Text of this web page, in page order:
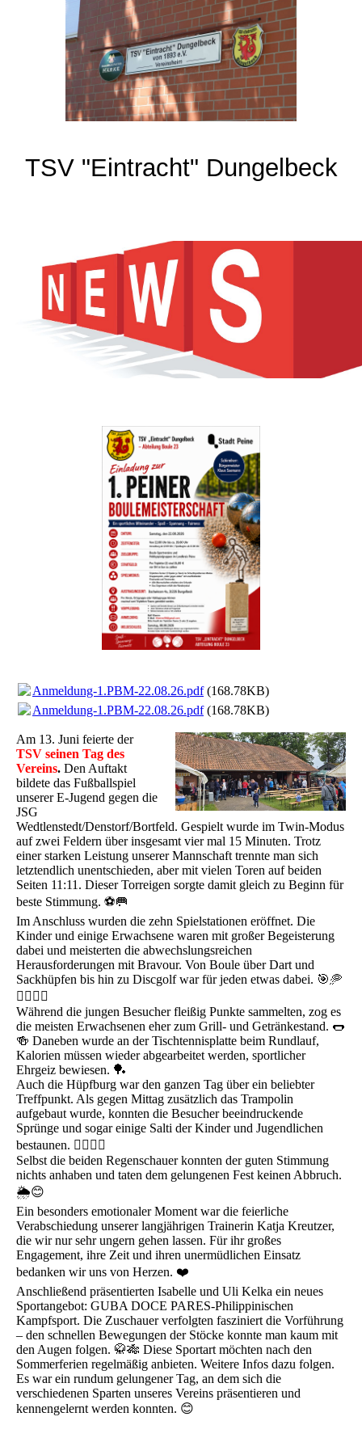
TSV "Eintracht" Dungelbeck
Anmeldung-1.PBM-22.08.26.pdf(168.78KB)
Anmeldung-1.PBM-22.08.26.pdf(168.78KB)
Am 13. Juni feierte der
TSV seinen Tag des
Vereins. Den Auftakt
bildete das Fußballspiel
unserer E-Jugend gegen die
JSG
Wedtlenstedt/Denstorf/Bortfeld. Gespielt wurde im Twin-Modus
auf zwei Feldern über insgesamt vier mal 15 Minuten. Trotz
einer starken Leistung unserer Mannschaft trennte man sich
letztendlich unentschieden, aber mit vielen Toren auf beiden
Seiten 11:11. Dieser Torreigen sorgte damit gleich zu Beginn für
beste Stimmung. ⚽🥅
Im Anschluss wurden die zehn Spielstationen eröffnet. Die
Kinder und einige Erwachsene waren mit großer Begeisterung
dabei und meisterten die abwechslungsreichen
Herausforderungen mit Bravour. Von Boule über Dart und
Sackhüpfen bis hin zu Discgolf war für jeden etwas dabei. 🎯🥏
🏃‍♀️🏃‍♂️
Während die jungen Besucher fleißig Punkte sammelten, zog es
die meisten Erwachsenen eher zum Grill- und Getränkestand. 🌭
🍻 Daneben wurde an der Tischtennisplatte beim Rundlauf,
Kalorien müssen wieder abgearbeitet werden, sportlicher
Ehrgeiz bewiesen. 🏓
Auch die Hüpfburg war den ganzen Tag über ein beliebter
Treffpunkt. Als gegen Mittag zusätzlich das Trampolin
aufgebaut wurde, konnten die Besucher beeindruckende
Sprünge und sogar einige Salti der Kinder und Jugendlichen
bestaunen. 🤸‍♀️🤸‍♂️
Selbst die beiden Regenschauer konnten der guten Stimmung
nichts anhaben und taten dem gelungenen Fest keinen Abbruch.
🌦️😊
Ein besonders emotionaler Moment war die feierliche
Verabschiedung unserer langjährigen Trainerin Katja Kreutzer,
die wir nur sehr ungern gehen lassen. Für ihr großes
Engagement, ihre Zeit und ihren unermüdlichen Einsatz
bedanken wir uns von Herzen. ❤️
Anschließend präsentierten Isabelle und Uli Kelka ein neues
Sportangebot: GUBA DOCE PARES-Philippinischen
Kampfsport. Die Zuschauer verfolgten fasziniert die Vorführung
– den schnellen Bewegungen der Stöcke konnte man kaum mit
den Augen folgen. 🥋🎋 Diese Sportart möchten nach den
Sommerferien regelmäßig anbieten. Weitere Infos dazu folgen.
Es war ein rundum gelungener Tag, an dem sich die
verschiedenen Sparten unseres Vereins präsentieren und
kennengelernt werden konnten. 😊